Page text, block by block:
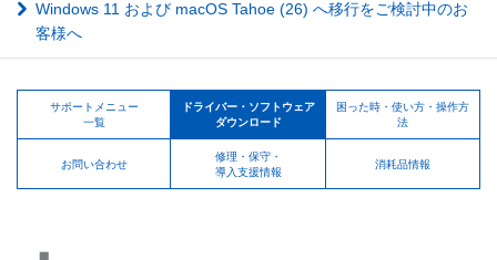
Windows 11 および macOS Tahoe (26) へ移行をご検討中のお
客様へ
サポートメニュー
一覧
ドライバー・ソフトウェア
ダウンロード
困った時・使い方・操作方
法
お問い合わせ
修理・保守・
導入支援情報
消耗品情報